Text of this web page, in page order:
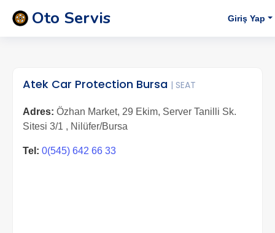
Oto Servis Giriş Yap
Atek Car Protection Bursa | SEAT
Adres: Özhan Market, 29 Ekim, Server Tanilli Sk.
Sitesi 3/1 , Nilüfer/Bursa
Tel: 0(545) 642 66 33